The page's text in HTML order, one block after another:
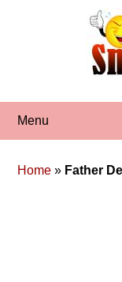
Menu
Home » Father